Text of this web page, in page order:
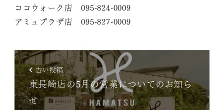
ココウォーク店 095-824-0009
アミュプラザ店 095-827-0009
古い投稿
東長崎店の5月の営業についてのお知ら
せ